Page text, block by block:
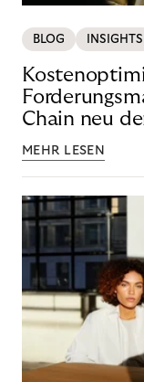
BLOG INSIGHTS
Chain neu
MEHR LESEN